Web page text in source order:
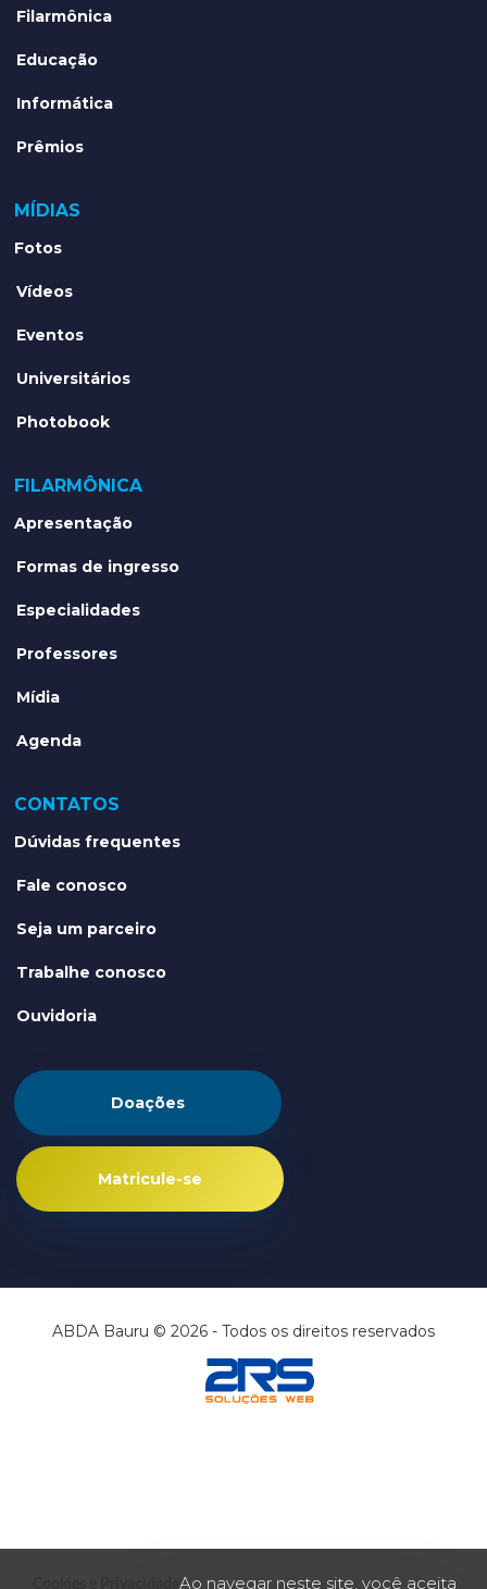
Filarmônica
Educação
Informática
Prêmios
MÍDIAS
Fotos
Vídeos
Eventos
Universitários
Photobook
FILARMÔNICA
Apresentação
Formas de ingresso
Especialidades
Professores
Mídia
Agenda
CONTATOS
Dúvidas frequentes
Fale conosco
Seja um parceiro
Trabalhe conosco
Ouvidoria
Doações
Matricule-se
ABDA Bauru © 2026 - Todos os direitos reservados
Ao navegar neste site, você aceita